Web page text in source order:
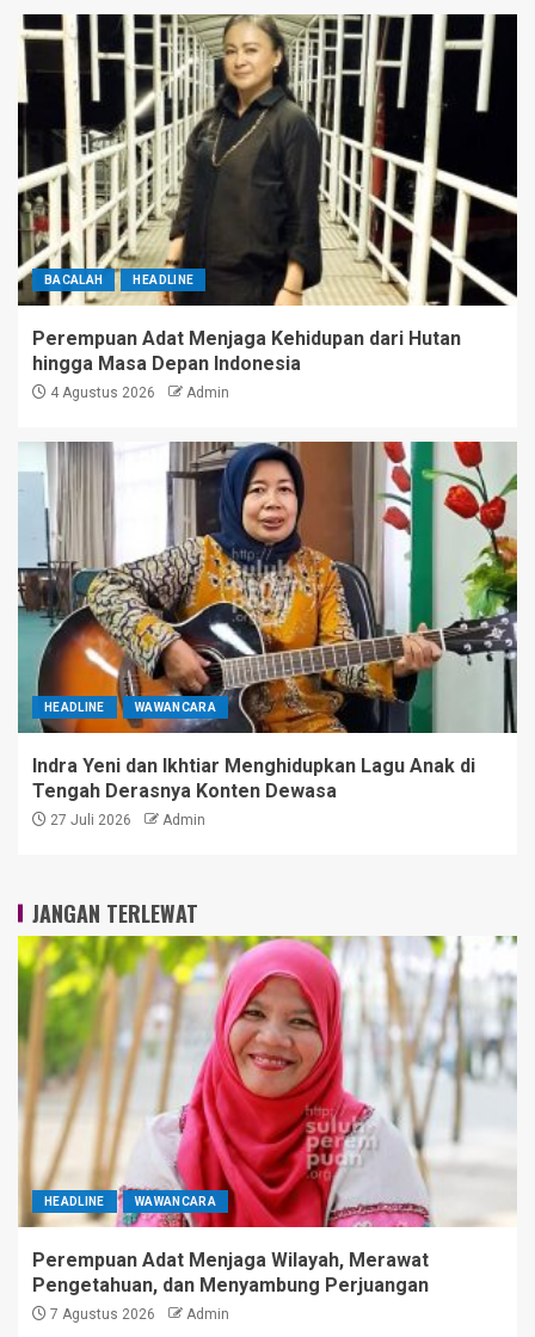
BACALAH HEADLINE
Perempuan Adat Menjaga Kehidupan dari Hutan
hingga Masa Depan Indonesia
4 Agustus 2026 Admin
HEADLINE WAWANCARA
Indra Yeni dan Ikhtiar Menghidupkan Lagu Anak di
Tengah Derasnya Konten Dewasa
27 Juli 2026 Admin
JANGAN TERLEWAT
HEADLINE WAWANCARA
Perempuan Adat Menjaga Wilayah, Merawat
Pengetahuan, dan Menyambung Perjuangan
7 Agustus 2026 Admin